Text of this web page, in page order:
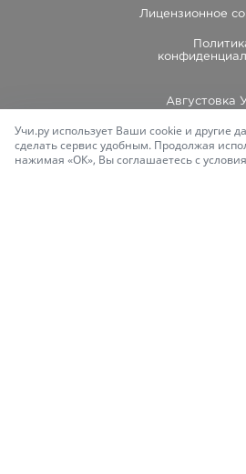
Лицензионное
Августовка
Каталог
Подготовка к
Учи.ру использует Ваши cookie и другие
сделать сервис удобным. Продолжая
нажимая «ОК», Вы соглашаетесь с